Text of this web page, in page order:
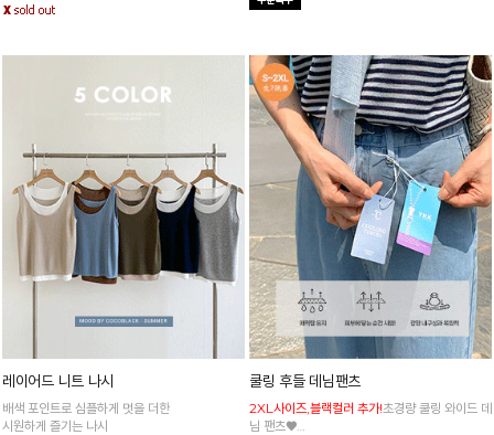
레이어드 니트 나시
배색 포인트로 심플하게 멋을 더한
시원하게 즐기는 나시
쿨링 후들 데님팬츠
2XL사이즈,블랙컬러 추가!초경량 쿨링 와이드 데
님 팬츠♥